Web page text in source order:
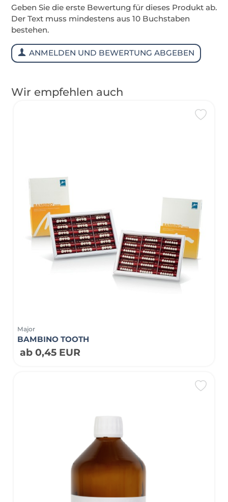
Geben Sie die erste Bewertung für dieses Produkt ab.
Der Text muss mindestens aus 10 Buchstaben
bestehen.
ANMELDEN UND BEWERTUNG ABGEBEN
Wir empfehlen auch
Major
BAMBINO TOOTH
ab 0,45 EUR